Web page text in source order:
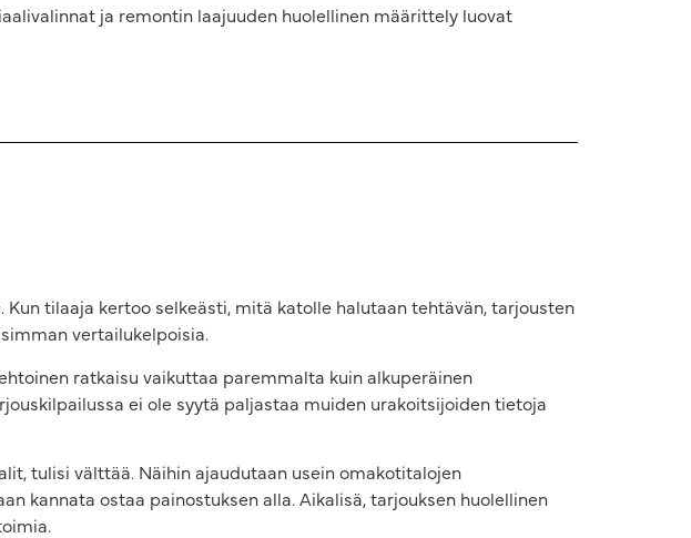
ja remontin laajuuden huolellinen määrittely luovat
tilaaja kertoo selkeästi, mitä katolle halutaan tehtävän, tarjousten
vertailukelpoisia.
ratkaisu vaikuttaa paremmalta kuin alkuperäinen
ei ole syytä paljastaa muiden urakoitsijoiden tietoja
tulisi välttää. Näihin ajaudutaan usein omakotitalojen
kannata ostaa painostuksen alla. Aikalisä, tarjouksen huolellinen